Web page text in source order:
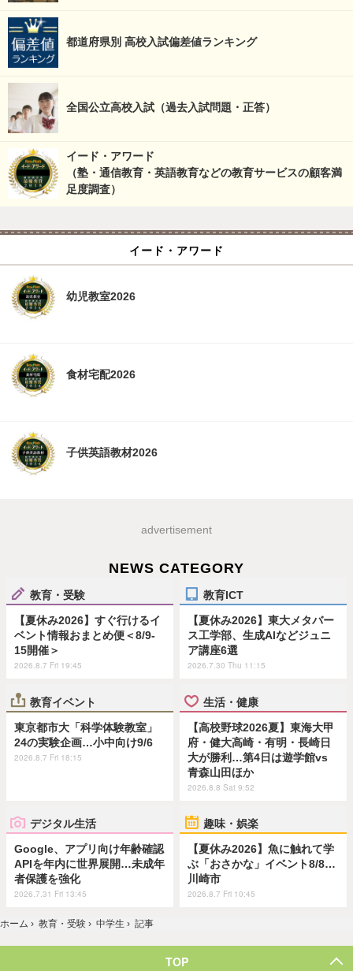
都道府県別 高校入試偏差値ランキング
全国公立高校入試（過去入試問題・正答）
イード・アワード
（塾・通信教育・英語教育などの教育サービスの顧客満
足度調査）
イード・アワード
幼児教室2026
食材宅配2026
子供英語教材2026
advertisement
NEWS CATEGORY
教育・受験
【夏休み2026】すぐ行けるイ
ベント情報おまとめ便＜8/9-
15開催＞
2026.8.7 Fri 19:45
教育ICT
【夏休み2026】東大メタバー
ス工学部、生成AIなどジュニ
ア講座6選
2026.7.30 Thu 11:15
教育イベント
東京都市大「科学体験教室」
24の実験企画…小中向け9/6
2026.8.7 Fri 18:15
生活・健康
【高校野球2026夏】東海大甲
府・健大高崎・有明・長崎日
大が勝利…第4日は遊学館vs
青森山田ほか
2026.8.8 Sat 9:52
デジタル生活
Google、アプリ向け年齢確認
APIを年内に世界展開…未成年
者保護を強化
2026.7.31 Fri 13:45
趣味・娯楽
【夏休み2026】魚に触れて学
ぶ「おさかな」イベント8/8…
川崎市
2026.8.7 Fri 10:45
ホーム › 教育・受験 › 中学生 › 記事
TOP